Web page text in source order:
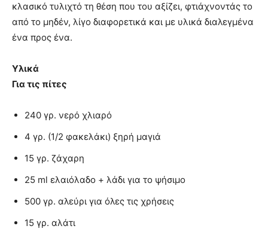
κλασικό τυλιχτό τη θέση που του αξίζει, φτιάχνοντάς το
από το μηδέν, λίγο διαφορετικά και με υλικά διαλεγμένα
ένα προς ένα.
Υλικά
Για τις πίτες
240 γρ. νερό χλιαρό
4 γρ. (1/2 φακελάκι) ξηρή μαγιά
15 γρ. ζάχαρη
25 ml ελαιόλαδο + λάδι για το ψήσιμο
500 γρ. αλεύρι για όλες τις χρήσεις
15 γρ. αλάτι